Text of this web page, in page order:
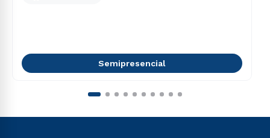
Semipresencial